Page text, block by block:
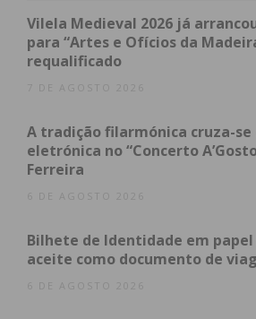
condições
Vilela Medieval 2026 já
para “Artes e Ofícios da
requalificado
7 DE AGOSTO 2026
A tradição filarmónica cruza-se
eletrónica no “Concerto
Ferreira
6 DE AGOSTO 2026
Bilhete de Identidade em
aceite como documento de
6 DE AGOSTO 2026